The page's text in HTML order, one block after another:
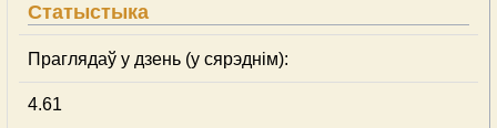
Статыстыка
Праглядаў у дзень (у сярэднім):
4.61